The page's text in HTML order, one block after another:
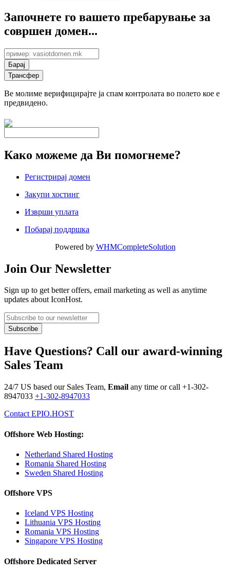
Започнете го вашето пребарување за
совршен домен...
Ве молиме верифицирајте ја спам контролата во полето кое е
предвидено.
Како можеме да Ви помогнеме?
Регистрирај домен
Закупи хостинг
Изврши уплата
Побарај поддршка
Powered by WHMCompleteSolution
Join Our Newsletter
Sign up to get better offers, email marketing as well as anytime
updates about IconHost.
Have Questions? Call our award-winning
Sales Team
24/7 US based our Sales Team, Email any time or call +1-302-
8947033 +1-302-8947033
Contact EPIO.HOST
Offshore Web Hosting:
Netherland Shared Hosting
Romania Shared Hosting
Sweden Shared Hosting
Offshore VPS
Iceland VPS Hosting
Lithuania VPS Hosting
Romania VPS Hosting
Singapore VPS Hosting
Offshore Dedicated Server